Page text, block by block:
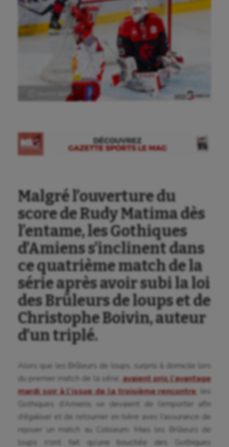
Ⓒ Gazette Sports
Malgré l’ouverture du
score de Rudy Matima dès
l’entame, les Gothiques
d’Amiens s’inclinent dans
ce quatrième match de la
série après avoir subi la loi
des Brûleurs de loups et de
Christophe Boivin, auteur
d’un triplé.
Alors que les Brûleurs de loups, surpris à domicile lors
du premier match de la série, avaient pris l’avantage
mardi soir à l’issue de la troisième rencontre , les
Gothiques d’Amiens se devaient de l’emporter afin
d’égaliser et de retourner en Isère avec l’assurance de
rejouer un match au Coliseum. Mais les Brûleurs de
loups n’ont fait qu’une bouchée des Gothiques